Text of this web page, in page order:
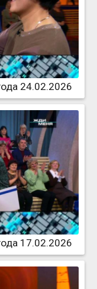
24.02.2026
17.02.2026